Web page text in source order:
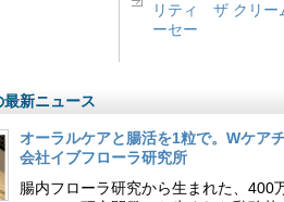
リティ ザ クリー
ーセー
最新ニュース
オーラルケアと腸活を1粒で。Wケア
会社イブフローラ研究所
腸内フローラ研究から生まれた、